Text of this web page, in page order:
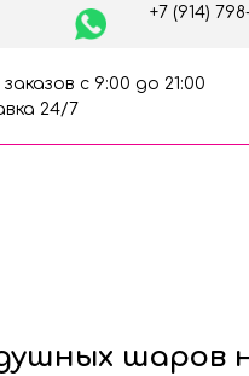
+7 (914)
с 9:00 до 21:00
24/7
шаров